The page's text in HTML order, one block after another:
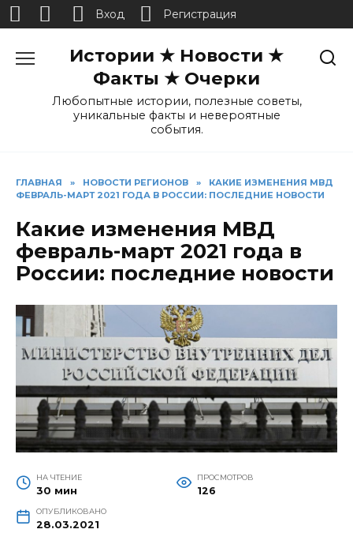
Истории ★ Новости ★
Факты ★ Очерки
Любопытные истории, полезные советы,
уникальные факты и невероятные
события.
ГЛАВНАЯ » НОВОСТИ РЕГИОНОВ »
КАКИЕ ИЗМЕНЕНИЯ МВД
ФЕВРАЛЬ-МАРТ 2021 ГОДА В РОССИИ: ПОСЛЕДНИЕ НОВОСТИ
Какие изменения МВД
февраль-март 2021 года в
России: последние новости
НА ЧТЕНИЕ
30 мин
ПРОСМОТРОВ
126
ОПУБЛИКОВАНО
28.03.2021
Вход Регистрация